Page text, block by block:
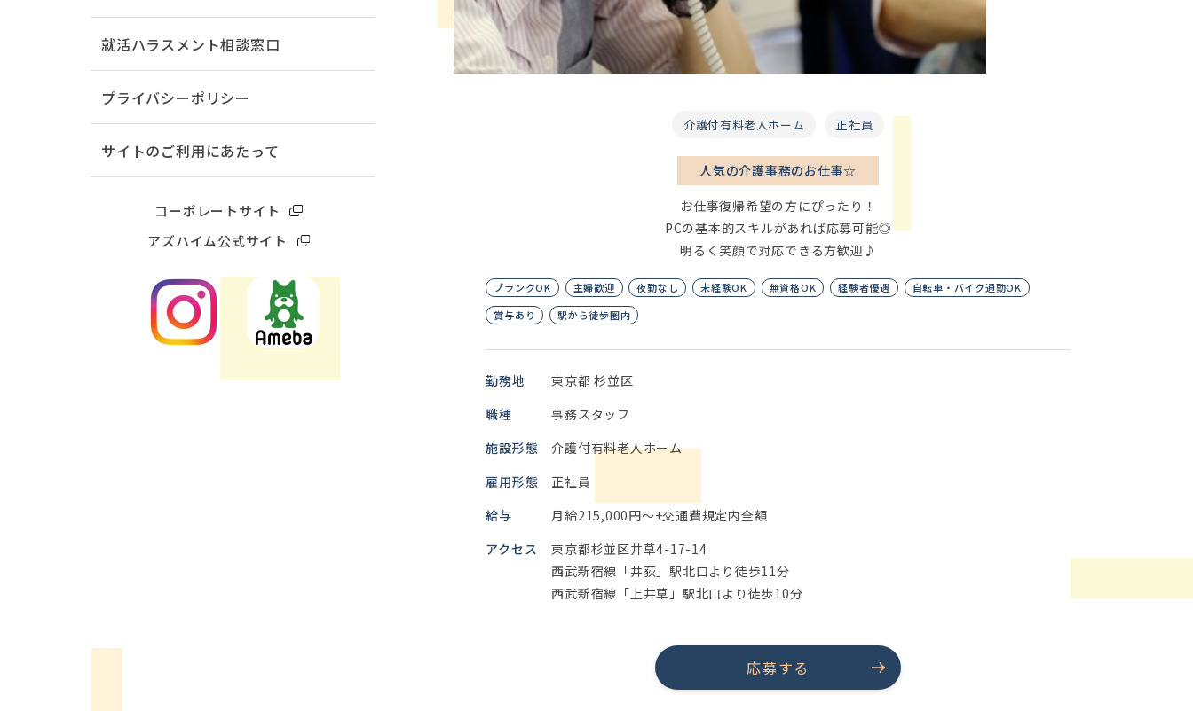
介護付有料老人ホーム 正社員
人気の介護事務のお仕事☆
お仕事復帰希望の方にぴったり！
PCの基本的スキルがあれば応募可能◎
明るく笑顔で対応できる方歓迎♪
ブランクOK 主婦歓迎 夜勤なし 未経験OK 無資格OK 経験者優遇
自転車・バイク通勤OK
賞与あり
駅から徒歩圏内
勤務地
東京都 杉並区
職種
事務スタッフ
施設形態
介護付有料老人ホーム
雇用形態
正社員
給与
月給215,000円～+交通費規定内全額
アクセス
東京都杉並区井草4-17-14
西武新宿線「井荻」駅北口より徒歩11分
西武新宿線「上井草」駅北口より徒歩10分
応募する
就活ハラスメント相談窓口
プライバシーポリシー
サイトのご利用にあたって
コーポレートサイト
アズハイム公式サイト